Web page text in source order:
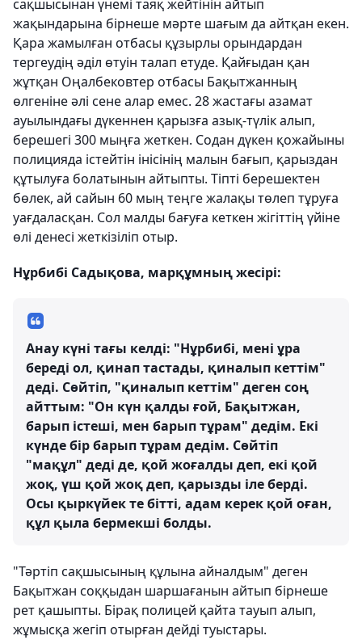
сақшысынан үнемі таяқ жейтінін айтып
жақындарына бірнеше мәрте шағым да айтқан екен.
Қара жамылған отбасы құзырлы орындардан
тергеудің әділ өтуін талап етуде. Қайғыдан қан
жұтқан Оңалбековтер отбасы Бақытжанның
өлгеніне әлі сене алар емес. 28 жастағы азамат
ауылындағы дүкеннен қарызға азық-түлік алып,
берешегі 300 мыңға жеткен. Содан дүкен қожайыны
полицияда істейтін інісінің малын бағып, қарыздан
құтылуға болатынын айтыпты. Тіпті берешектен
бөлек, ай сайын 60 мың теңге жалақы төлеп тұруға
уағдаласқан. Сол малды бағуға кеткен жігіттің үйіне
өлі денесі жеткізіліп отыр.
Нұрбибі Садықова, марқұмның жесірі:
Анау күні тағы келді: "Нұрбибі, мені ұра
береді ол, қинап тастады, қиналып кеттім"
деді. Сөйтіп, "қиналып кеттім" деген соң
айттым: "Он күн қалды ғой, Бақытжан,
барып істеші, мен барып тұрам" дедім. Екі
күнде бір барып тұрам дедім. Сөйтіп
"мақұл" деді де, қой жоғалды деп, екі қой
жоқ, үш қой жоқ деп, қарызды іле берді.
Осы қыркүйек те бітті, адам керек қой оған,
құл қыла бермекші болды.
"Тәртіп сақшысының құлына айналдым" деген
Бақытжан соққыдан шаршағанын айтып бірнеше
рет қашыпты. Бірақ полицей қайта тауып алып,
жұмысқа жегіп отырған дейді туыстары.